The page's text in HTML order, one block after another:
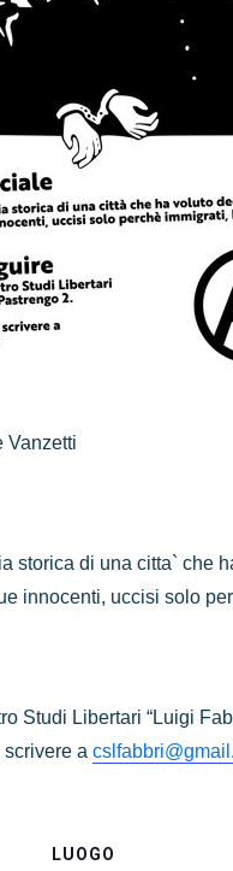
Vanzetti
storica di una citta` che
innocenti, uccisi solo
Studi Libertari “Luigi
scrivere a
LUOGO